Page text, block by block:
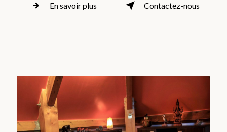
En savoir plus Contactez-nous